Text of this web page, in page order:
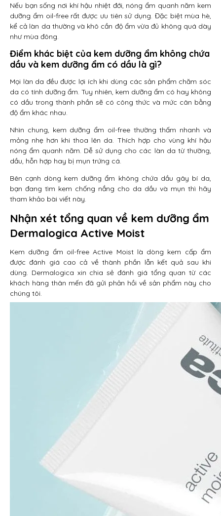
Nếu bạn sống nơi khí hậu nhiệt đới, nóng ẩm quanh năm kem
dưỡng ẩm oil-free rất được ưu tiên sử dụng. Đặc biệt mùa hè,
kể cả làn da thường và khô cần độ ẩm vừa đủ không quá dày
như mùa đông.
Điểm khác biệt của kem dưỡng ẩm không chứa
dầu và kem dưỡng ẩm có dầu là gì?
Mọi làn da đều được lợi ích khi dùng các sản phẩm chăm sóc
da có tính dưỡng ẩm. Tuy nhiên, kem dưỡng ẩm có hay không
có dầu trong thành phần sẽ có công thức và mức cân bằng
độ ẩm khác nhau.
Nhìn chung, kem dưỡng ẩm oil-free thường thấm nhanh và
mỏng nhẹ hơn khi thoa lên da. Thích hợp cho vùng khí hậu
nóng ẩm quanh năm. Dễ sử dụng cho các làn da từ thường,
dầu, hỗn hợp hay bị mụn trứng cá.
Bên cạnh dòng kem dưỡng ẩm không chứa dầu gây bí da,
bạn đang tìm kem chống nắng cho da dầu và mụn thì hãy
tham khảo bài viết này.
Nhận xét tổng quan về kem dưỡng ẩm
Dermalogica Active Moist
Kem dưỡng ẩm oil-free Active Moist là dòng kem cấp ẩm
được đánh giá cao cả về thành phần lẫn kết quả sau khi
dùng. Dermalogica xin chia sẻ đánh giá tổng quan từ các
khách hàng thân mến đã gửi phản hồi về sản phẩm này cho
chúng tôi.